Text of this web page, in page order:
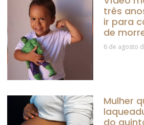
três
ir para
de
6 de agosto
Mulher
do